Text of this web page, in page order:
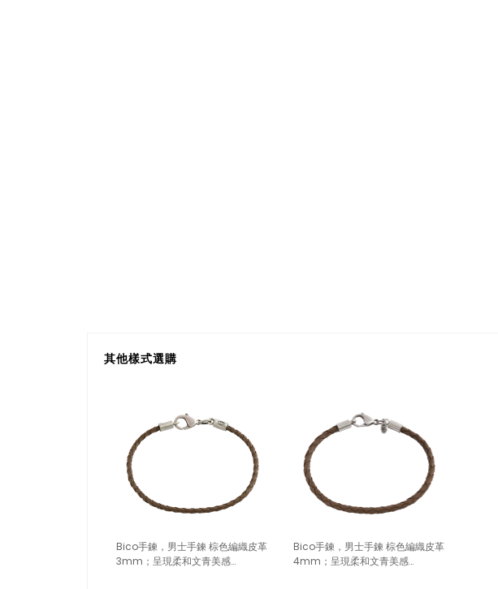
其他樣式選購
Bico手鍊，男士手鍊 棕色編織皮革
3mm；呈現柔和文青美感
Bico手鍊，男士手鍊 棕色編織皮革
4mm；呈現柔和文青美感